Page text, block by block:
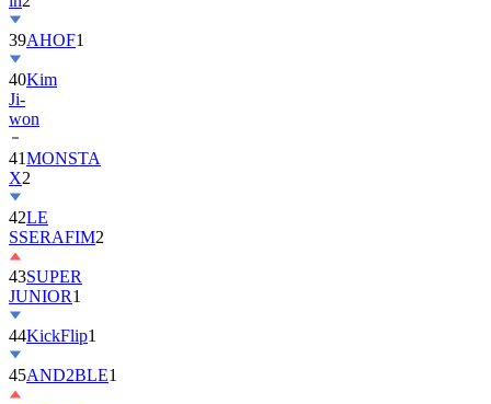
39AHOF1
40Kim
Ji-
won
41MONSTA
X2
42LE
SSERAFIM2
43SUPER
JUNIOR1
44KickFlip1
45AND2BLE1